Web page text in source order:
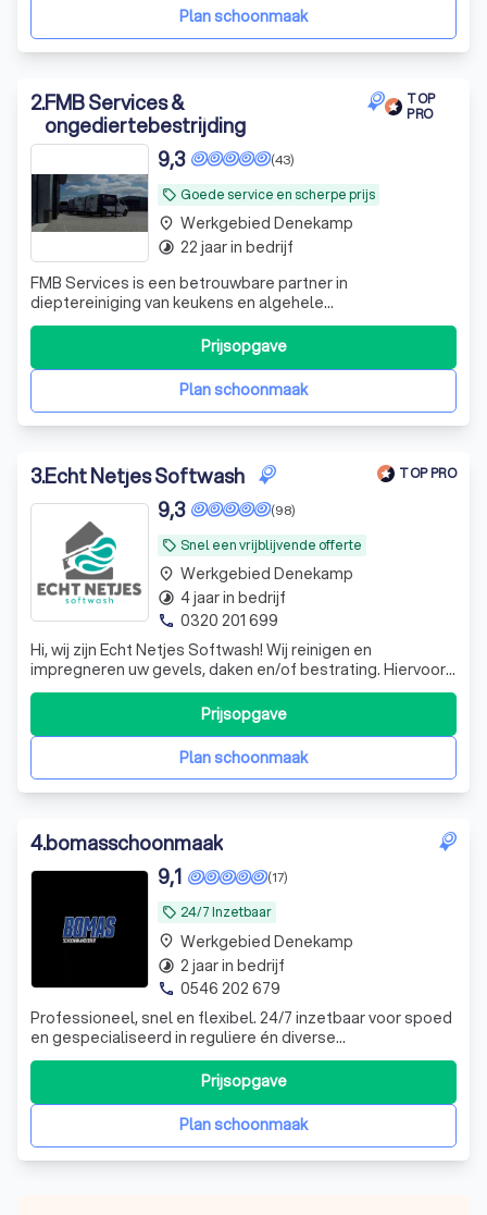
Plan schoonmaak
2.FMB Services &
ongediertebestrijding
TOP
PRO
local_offer Goede service en scherpe prijs
(43)
9,3
FMB Services is een betrouwbare partner in
dieptereiniging van keukens en algehele
plaagdierbeheersing. Onze specialisten zijn VCA, IPM en
NBC gecertificeerd en hebben jarenlange ervaring in hun
vakgebied. Wij zijn landelijk actief voor een dieptereiniging
en voor de ongediertebestrijding voorname
Plan schoonmaak
Prijsopgave
place Werkgebied Denekamp
timelapse 22 jaar in bedrijf
3.Echt Netjes Softwash TOP PRO
local_offer Snel een vrijblijvende offerte
(98)
9,3
Hi, wij zijn Echt Netjes Softwash! Wij reinigen en
impregneren uw gevels, daken en/of bestrating. Hiervoor
kunnen wij gebruik maken van verschillende
reinigingsmethodes zoals Softwash en stoomreiniging.
Met softwash wordt uw woning met lage druk gereinigd
dus geen hogedrukreiniging, waardoor uw st
Plan schoonmaak
Prijsopgave
place Werkgebied Denekamp
timelapse 4 jaar in bedrijf
phone 0320 201 699
4.bomasschoonmaak
local_offer 24/7 Inzetbaar
(17)
9,1
Professioneel, snel en flexibel. 24/7 inzetbaar voor spoed
en gespecialiseerd in reguliere én diverse
schoonmaakdiensten. Betrouwbaar in elke situatie.
Flexibel en snel opschalen.
Plan schoonmaak
Prijsopgave
place Werkgebied Denekamp
timelapse 2 jaar in bedrijf
phone 0546 202 679